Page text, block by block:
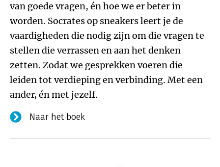
van goede vragen, én hoe we er beter in
worden. Socrates op sneakers leert je de
vaardigheden die nodig zijn om die vragen te
stellen die verrassen en aan het denken
zetten. Zodat we gesprekken voeren die
leiden tot verdieping en verbinding. Met een
ander, én met jezelf.
Naar het boek